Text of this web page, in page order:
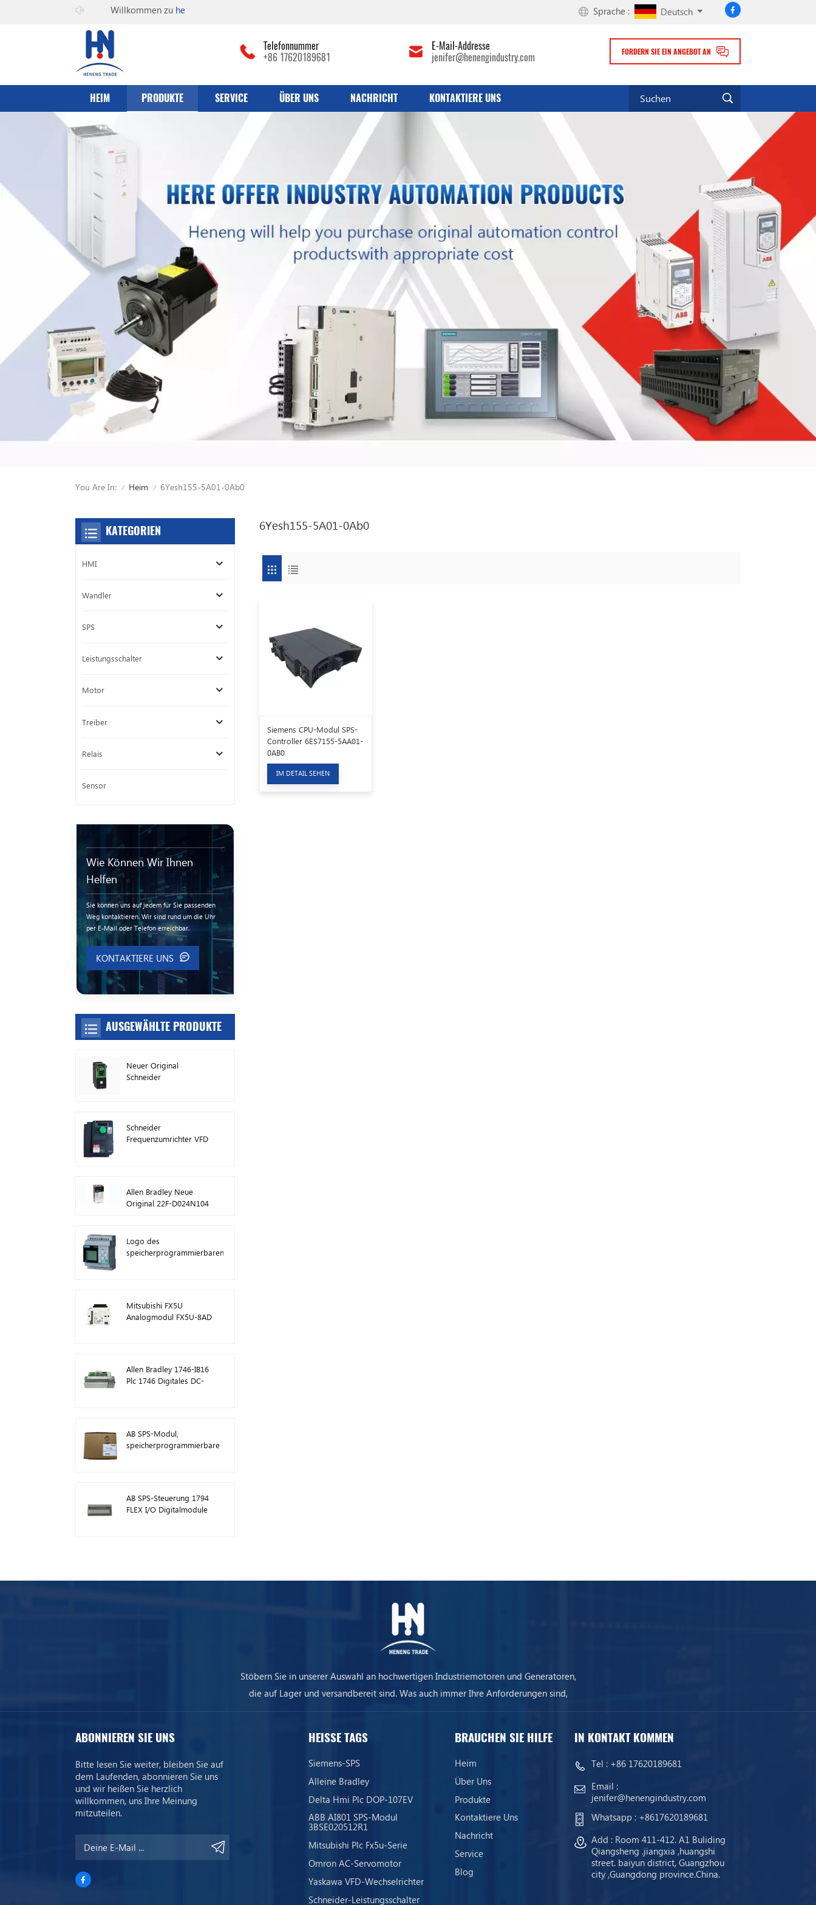
Willkommen zuhe can co., Ltd Sprache : Deutsch
FORDERN SIE EIN ANGEBOT AN
Telefonnummer
+86 17620189681
E-Mail-Addresse
jenifer@henengindustry.com
HEIM PRODUKTE SERVICE ÜBER UNS NACHRICHT KONTAKTIERE UNS
You Are In: / Heim / 6Yesh155-5A01-0Ab0
6Yesh155-5A01-0Ab0
Siemens CPU-Modul SPS-
Controller 6ES7155-5AA01-
0AB0
IM DETAIL SEHEN
KATEGORIEN
HMI
Wandler
SPS
Leistungsschalter
Motor
Treiber
Relais
Sensor
Wie Können Wir Ihnen
Helfen
Sie können uns auf jedem für Sie passenden
Weg kontaktieren. Wir sind rund um die Uhr
per E-Mail oder Telefon erreichbar.
KONTAKTIERE UNS
AUSGEWÄHLTE PRODUKTE
Neuer Original
Schneider
Schneider
Frequenzumrichter VFD
Allen Bradley Neue
Original 22F-D024N104
11 kW
Logo des
speicherprogrammierbaren
Mitsubishi FX5U
Analogmodul FX5U-8AD
Allen Bradley 1746-IB16
Plc 1746 Digitales DC-
AB SPS-Modul,
speicherprogrammierbare
AB SPS-Steuerung 1794
FLEX I/O Digitalmodule
Stöbern Sie in unserer Auswahl an hochwertigen Industriemotoren und Generatoren,
die auf Lager und versandbereit sind. Was auch immer Ihre Anforderungen sind,
unsere Ausrüstung sorgt dafür, dass Ihr Unternehmen immer am Laufen ist.
ABONNIEREN SIE UNS
Bitte lesen Sie weiter, bleiben Sie auf
dem Laufenden, abonnieren Sie uns
und wir heißen Sie herzlich
willkommen, uns Ihre Meinung
mitzuteilen.
HEISSE TAGS
Siemens-SPS
Alleine Bradley
Delta Hmi Plc DOP-107EV
ABB AI801 SPS-Modul
3BSE020512R1
Mitsubishi Plc Fx5u-Serie
Omron AC-Servomotor
Yaskawa VFD-Wechselrichter
Schneider-Leistungsschalter
BRAUCHEN SIE HILFE
Heim
Über Uns
Produkte
Kontaktiere Uns
Nachricht
Service
Blog
IN KONTAKT KOMMEN
Tel : +86 17620189681
Email :
jenifer@henengindustry.com
Whatsapp : +8617620189681
Add : Room 411-412. A1 Buliding
Qiangsheng .jiangxia ,huangshi
street. baiyun district, Guangzhou
city ,Guangdong province.China.